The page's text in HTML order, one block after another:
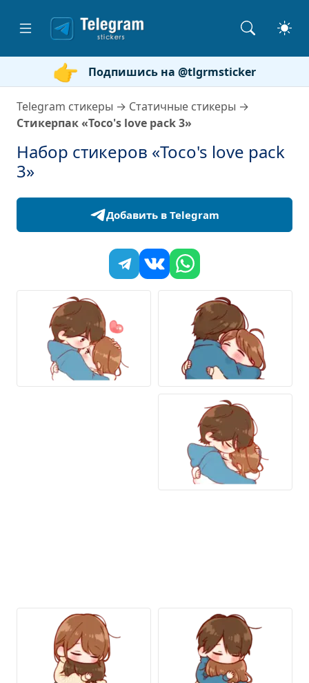
Подпишись на @tlgrmsticker
Telegram стикеры → Статичные стикеры →
Стикерпак «Toco's love pack 3»
Набор стикеров «Toco's love pack
3»
Добавить в Telegram